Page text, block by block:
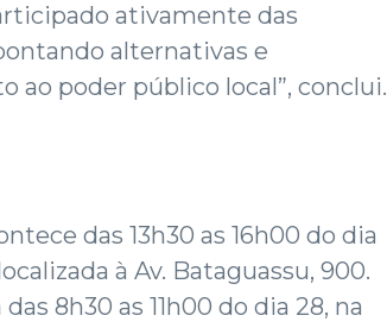
ativamente das
alternativas e
ao poder público local”, conclui.
das 13h30 as 16h00 do dia
à Av. Bataguassu, 900.
8h30 as 11h00 do dia 28, na